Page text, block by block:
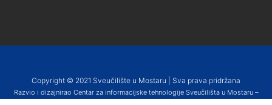
Copyright © 2021 Sveučilište u Mostaru | Sva prava pridržana
Razvio i dizajnirao Centar za informacijske tehnologije Sveučilišta u Mostaru –